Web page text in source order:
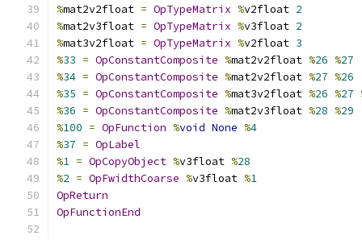
%mat2v2float = OpTypeMatrix %v2float 2
%mat2v3float = OpTypeMatrix %v3float 2
%mat3v2float = OpTypeMatrix %v2float 3
%33 = OpConstantComposite %mat2v2float %26 %27
%34 = OpConstantComposite %mat2v2float %27 %26
%35 = OpConstantComposite %mat3v2float %26 %27
%36 = OpConstantComposite %mat2v3float %28 %29
%100 = OpFunction %void None %4
%37 = OpLabel
%1 = OpCopyObject %v3float %28
%2 = OpFwidthCoarse %v3float %1
OpReturn
OpFunctionEnd